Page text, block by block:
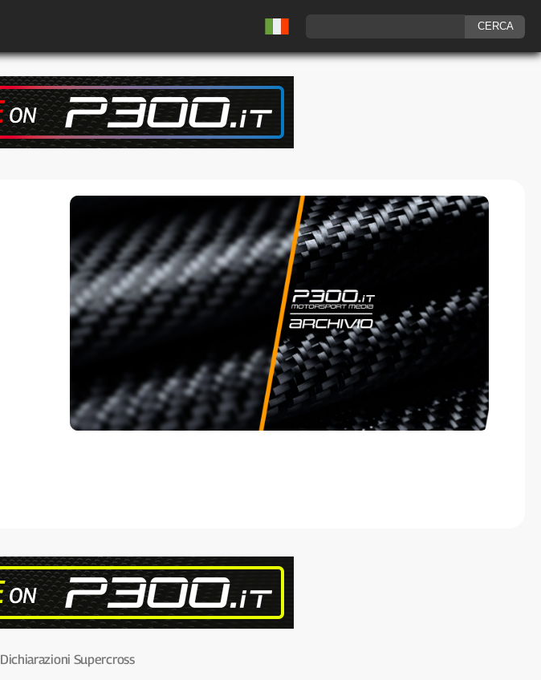
Dichiarazioni Supercross